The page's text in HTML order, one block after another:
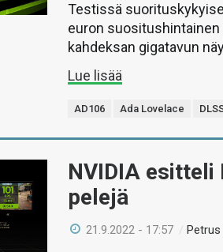
Testissä
euron suositushintainen
kahdeksan gigatavun
Lue lisää
AD106 Ada Lovelace
NVIDIA esitteli
pelejä
21.9.2022 - 17:57 /Petrus